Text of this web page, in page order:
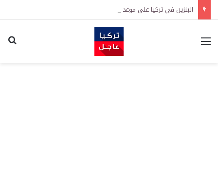
البنزين في تركيا على موعد مع زيادة جديدة.. كم سترتفع الأسعار؟
القائمة